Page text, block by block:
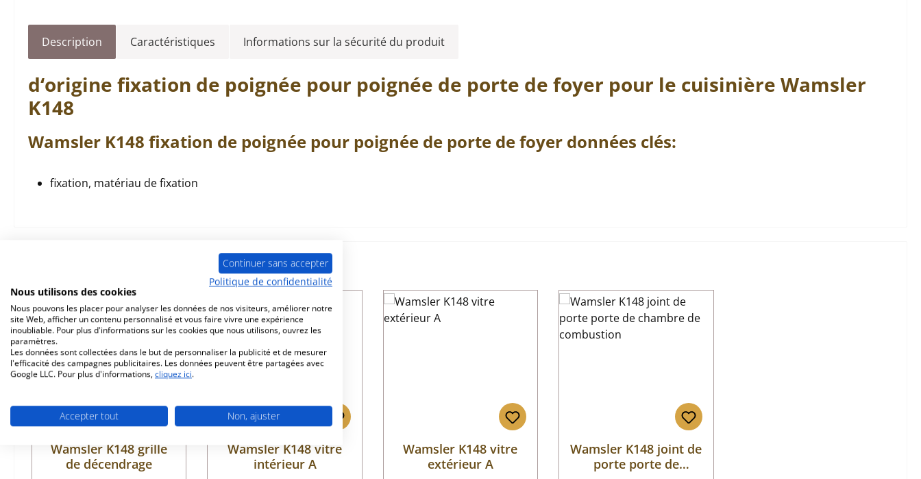
Description Caractéristiques Informations sur la sécurité du produit
d‘origine fixation de poignée pour poignée de porte de foyer pour le cuisinière Wamsler
K148
Wamsler K148 fixation de poignée pour poignée de porte de foyer données clés:
fixation, matériau de fixation
Ignorer la galerie de produits
Seul 6 disponible
Wamsler K148 grille
de décendrage
Wamsler K148 vitre
intérieur A
Wamsler K148 vitre
extérieur A
Wamsler K148 joint de
porte porte de
Continuer sans accepter
Politique de confidentialité
Nous utilisons des cookies
Nous pouvons les placer pour analyser les données de nos visiteurs, améliorer notre
site Web, afficher un contenu personnalisé et vous faire vivre une expérience
inoubliable. Pour plus d'informations sur les cookies que nous utilisons, ouvrez les
paramètres.
Les données sont collectées dans le but de personnaliser la publicité et de mesurer
l'efficacité des campagnes publicitaires. Les données peuvent être partagées avec
Google LLC. Pour plus d'informations, cliquez ici.
Accepter tout Non, ajuster